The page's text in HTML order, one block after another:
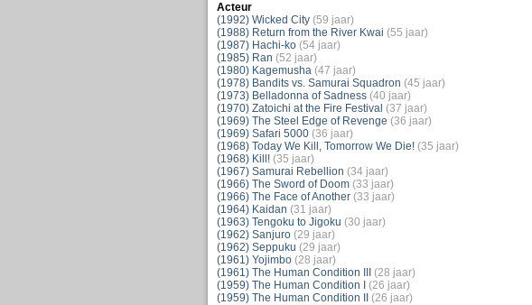
Acteur
(1992) Wicked City (59 jaar)
(1988) Return from the River Kwai (55 jaar)
(1987) Hachi-ko (54 jaar)
(1985) Ran (52 jaar)
(1980) Kagemusha (47 jaar)
(1978) Bandits vs. Samurai Squadron (45 jaar)
(1973) Belladonna of Sadness (40 jaar)
(1970) Zatoichi at the Fire Festival (37 jaar)
(1969) The Steel Edge of Revenge (36 jaar)
(1969) Safari 5000 (36 jaar)
(1968) Today We Kill, Tomorrow We Die! (35 jaar)
(1968) Kill! (35 jaar)
(1967) Samurai Rebellion (34 jaar)
(1966) The Sword of Doom (33 jaar)
(1966) The Face of Another (33 jaar)
(1964) Kaidan (31 jaar)
(1963) Tengoku to Jigoku (30 jaar)
(1962) Sanjuro (29 jaar)
(1962) Seppuku (29 jaar)
(1961) Yojimbo (28 jaar)
(1961) The Human Condition III
(28 jaar)
(1959) The Human Condition I
(26 jaar)
(1959) The Human Condition II
(26 jaar)